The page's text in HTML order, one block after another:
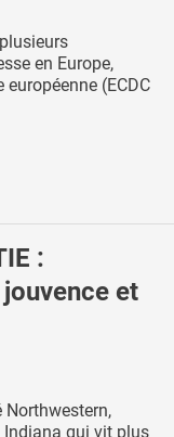
en Europe,
(ECDC
:
et
Northwestern,
Indiana qui vit plus